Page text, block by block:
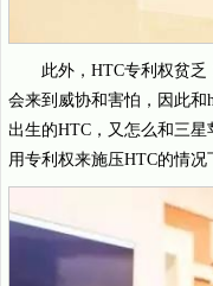
此外，HTC专利权贫
会来到威协和害怕，因此
出生的HTC，又怎么和三星
用专利权来施压HTC的情况